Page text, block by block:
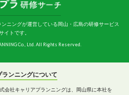
ンニングが運営している岡山・広島の研修サービス
イトです。
Co., Ltd. All Rights Reserved.
ランニングについて
会社キャリアプランニングは、岡山県に本社を